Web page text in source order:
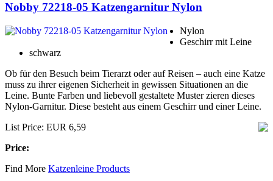
Nobby 72218-05 Katzengarnitur Nylon
Nylon
Geschirr mit Leine
schwarz
Ob für den Besuch beim Tierarzt oder auf Reisen – auch eine Katze
muss zu ihrer eigenen Sicherheit in gewissen Situationen an die
Leine. Bunte Farben und liebevoll gestaltete Muster zieren dieses
Nylon-Garnitur. Diese besteht aus einem Geschirr und einer Leine.
List Price: EUR 6,59
Price:
Find More Katzenleine Products